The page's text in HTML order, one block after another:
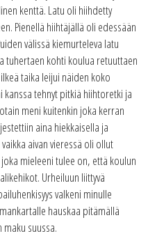
kenttä. Latu oli hiihdetty
Pienellä hiihtäjällä oli edessään
välissä kiemurteleva latu
tuhertaen kohti koulua retuuttaen
taika leijui näiden koko
tehnyt pitkiä hiihtoretki ja
meni kuitenkin joka kerran
aina hiekkaisella ja
aivan vieressä oli ollut
mieleeni tulee on, että koulun
Urheiluun liittyvä
valkeni minulle
hauskaa pitämällä
suussa.